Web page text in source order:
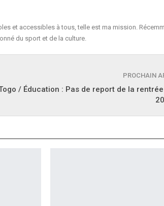
et accessibles à tous, telle est ma mission.
du sport et de la culture.
PROCHAIN
/ Éducation : Pas de report de la